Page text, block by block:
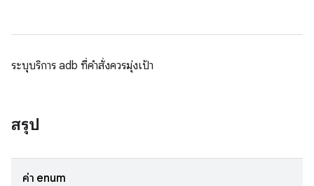
ระบุบริการ adb ที่คำสั่งควรมุ่งเป้า
สรุป
ค่า enum